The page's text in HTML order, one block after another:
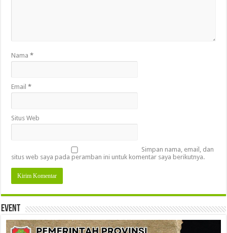
Nama*
Email*
Situs Web
Simpan nama, email, dan
situs web saya pada peramban ini untuk komentar saya berikutnya.
Event